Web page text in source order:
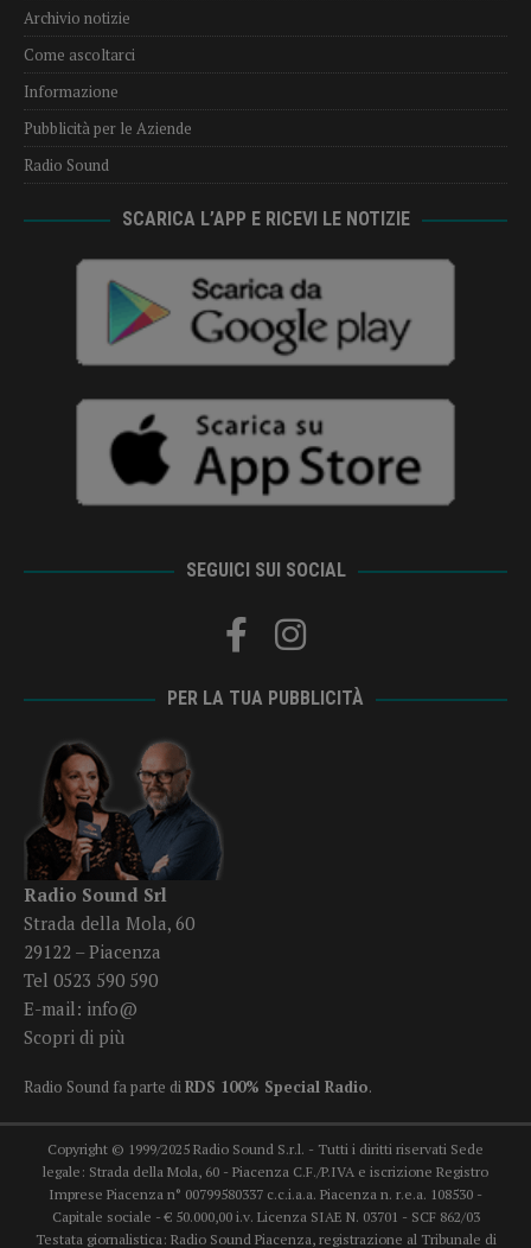
Archivio notizie
Come ascoltarci
Informazione
Pubblicità per le Aziende
Radio Sound
SCARICA L’APP E RICEVI LE NOTIZIE
SEGUICI SUI SOCIAL
PER LA TUA PUBBLICITÀ
Radio Sound Srl
Strada della Mola, 60
29122 – Piacenza
Tel 0523 590 590
E-mail: info@
Scopri di più
Radio Sound fa parte diRDS 100% Special Radio.
Copyright © 1999/2025 Radio Sound S.r.l. - Tutti i diritti riservati Sede
legale: Strada della Mola, 60 - Piacenza C.F./P.IVA e iscrizione Registro
Imprese Piacenza n° 00799580337 c.c.i.a.a. Piacenza n. r.e.a. 108530 -
Capitale sociale - € 50.000,00 i.v. Licenza SIAE N. 03701 - SCF 862/03
Testata giornalistica: Radio Sound Piacenza, registrazione al Tribunale di